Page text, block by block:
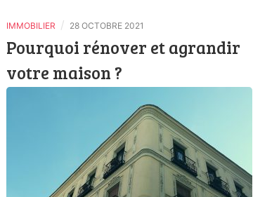
IMMOBILIER / 28 OCTOBRE 2021
Pourquoi rénover et agrandir
votre maison ?